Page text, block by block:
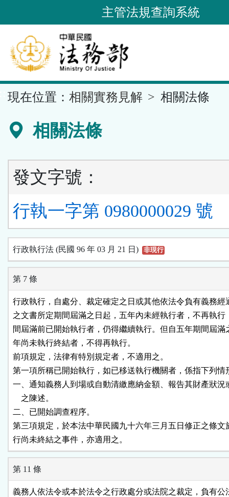
到
要
內
容
區
主管法規查詢系統
現在位置： 相關實務見解 相關法條
相關法條
發文字號：
行執一字第 0980000029 號
行政執行法 (民國 96 年 03 月 21 日) 非現行
第 7 條
行政執行，自處分、裁定確定之日或其他依法令負有義務經
之文書所定期間屆滿之日起，五年內未經執行者，不再執行
間屆滿前已開始執行者，仍得繼續執行。但自五年期間屆滿
年尚未執行終結者，不得再執行。
前項規定，法律有特別規定者，不適用之。
第一項所稱已開始執行，如已移送執行機關者，係指下列情
一、通知義務人到場或自動清繳應納金額、報告其財產狀況
    之陳述。
二、已開始調查程序。
第三項規定，於本法中華民國九十六年三月五日修正之條文
行尚未終結之事件，亦適用之。
第 11 條
義務人依法令或本於法令之行政處分或法院之裁定，負有公